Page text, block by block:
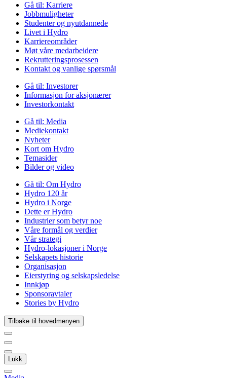
Gå til: Karriere
Jobbmuligheter
Studenter og nyutdannede
Livet i Hydro
Karriereområder
Møt våre medarbeidere
Rekrutteringsprosessen
Kontakt og vanlige spørsmål
Gå til: Investorer
Informasjon for aksjonærer
Investorkontakt
Gå til: Media
Mediekontakt
Nyheter
Kort om Hydro
Temasider
Bilder og video
Gå til: Om Hydro
Hydro 120 år
Hydro i Norge
Dette er Hydro
Industrier som betyr noe
Våre formål og verdier
Vår strategi
Hydro-lokasjoner i Norge
Selskapets historie
Organisasjon
Eierstyring og selskapsledelse
Innkjøp
Sponsoravtaler
Stories by Hydro
Tilbake til hovedmenyen
Lukk